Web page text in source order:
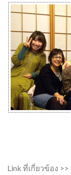
Link ที่เกี่ยวข้อง >>